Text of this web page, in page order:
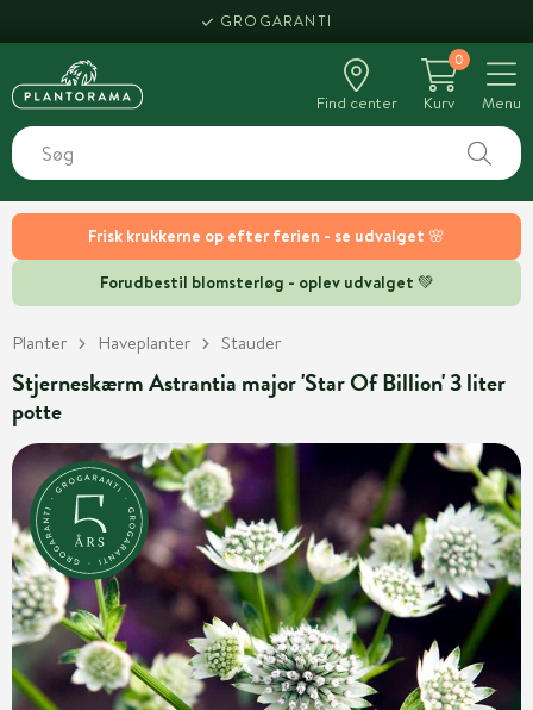
Frisk krukkerne op efter ferien - se udvalget 🌸
Forudbestil blomsterløg - oplev udvalget 💚
GROGARANTI
Find center
0
Kurv
Menu
Planter Haveplanter Stauder
Stjerneskærm Astrantia major 'Star Of Billion' 3 liter
potte